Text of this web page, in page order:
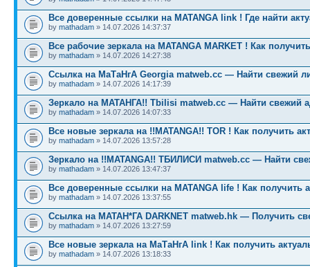
Все доверенные ссылки на MATANGA link ! Где найти
by mathadam » 14.07.2026 14:37:37
Все рабочие зеркала на MATANGA MARKET ! Как
by mathadam » 14.07.2026 14:27:38
Ссылка на МаТаНгА Georgia matweb.cc — Найти свежий
by mathadam » 14.07.2026 14:17:39
Зеркало на МАТАНГА!! Tbilisi matweb.cc — Найти свежий
by mathadam » 14.07.2026 14:07:33
Все новые зеркала на !!MATANGA!! TOR ! Как получить
by mathadam » 14.07.2026 13:57:28
Зеркало на !!MATANGA!! ТБИЛИСИ matweb.cc — Найти
by mathadam » 14.07.2026 13:47:37
Все доверенные ссылки на MATANGA life ! Как получить
by mathadam » 14.07.2026 13:37:55
Ссылка на МАТАН*ГА DARKNET matweb.hk — Получить
by mathadam » 14.07.2026 13:27:59
Все новые зеркала на МаТаНгА link ! Как получить
by mathadam » 14.07.2026 13:18:33